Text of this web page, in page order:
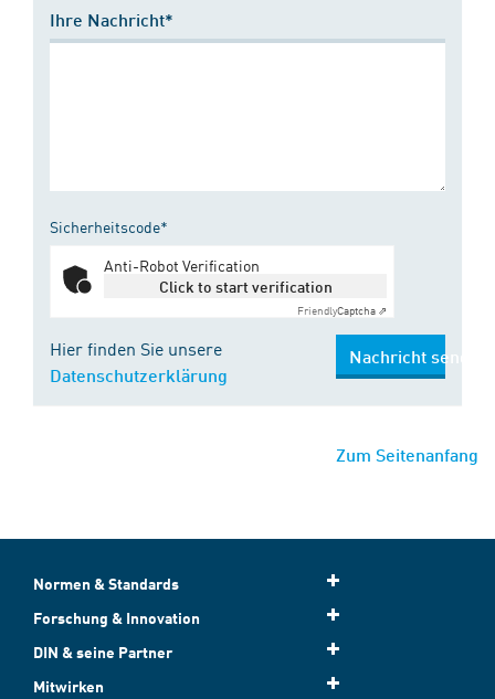
Ihre Nachricht*
Sicherheitscode*
Anti-Robot Verification
Click to start verification
FriendlyCaptcha ⇗
Hier finden Sie unsere
Datenschutzerklärung
Nachricht senden
Zum Seitenanfang
Normen & Standards
Forschung & Innovation
DIN & seine Partner
Mitwirken